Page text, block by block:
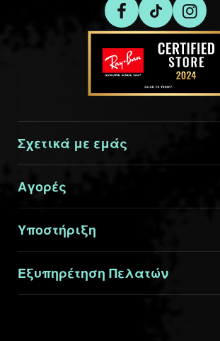
Σχετικά με εμάς
Αγορές
Υποστήριξη
Εξυπηρέτηση Πελατών